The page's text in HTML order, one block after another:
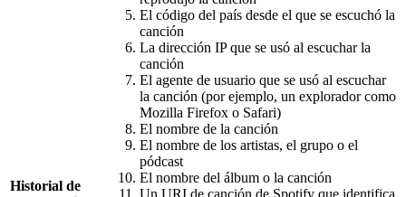
Historial de
El código del país desde el que se escuchó la
canción
La dirección IP que se usó al escuchar la
canción
El agente de usuario que se usó al escuchar
la canción (por ejemplo, un explorador como
Mozilla Firefox o Safari)
El nombre de la canción
El nombre de los artistas, el grupo o el
pódcast
El nombre del álbum o la canción
Un URI de canción de Spotify que identifica